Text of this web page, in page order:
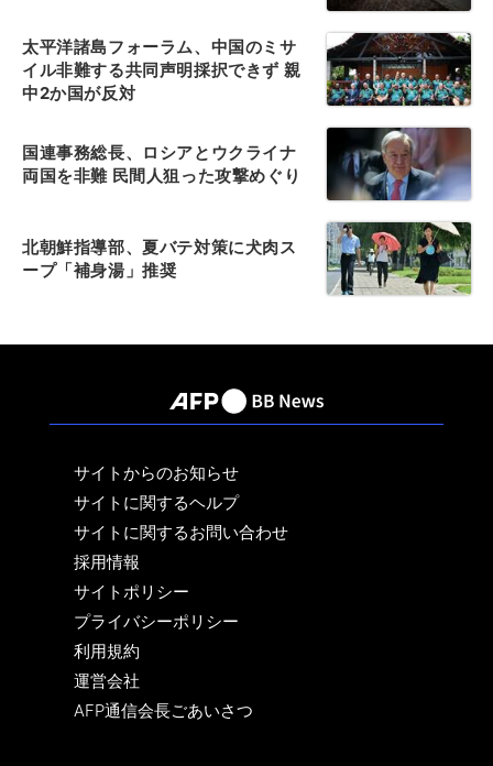
太平洋諸島フォーラム、中国のミサ
イル非難する共同声明採択できず 親
中2か国が反対
国連事務総長、ロシアとウクライナ
両国を非難 民間人狙った攻撃めぐり
北朝鮮指導部、夏バテ対策に犬肉ス
ープ「補身湯」推奨
サイトからのお知らせ
サイトに関するヘルプ
サイトに関するお問い合わせ
採用情報
サイトポリシー
プライバシーポリシー
利用規約
運営会社
AFP通信会長ごあいさつ